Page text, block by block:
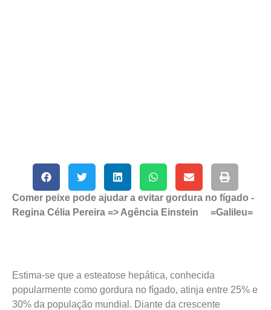
Comer peixe pode ajudar a evitar gordura no fígado -
Regina Célia Pereira => Agência Einstein =Galileu=
Estima-se que a esteatose hepática, conhecida
popularmente como gordura no fígado, atinja entre 25% e
30% da população mundial. Diante da crescente